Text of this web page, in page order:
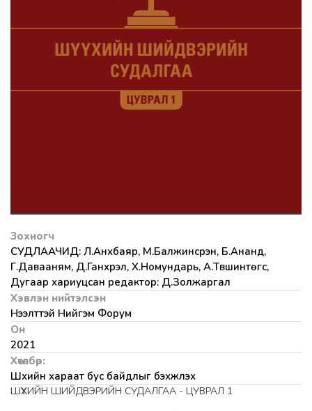
Зохиогч
СУДЛААЧИД: Л.Анхбаяр, М.Балжинсүрэн, Б.Ананд,
Г.Давааням, Д.Ганхүрэл, Х.Номундарь, А.Түвшинтөгс,
Дугаар хариуцсан редактор: Д.Золжаргал
Хэвлэн нийтэлсэн
Нээлттэй Нийгэм Форум
Он
2021
Хөтөлбөр:
Шүүхийн хараат бус байдлыг бэхжүүлэх
ШҮҮХИЙН ШИЙДВЭРИЙН СУДАЛГАА - ЦУВРАЛ 1